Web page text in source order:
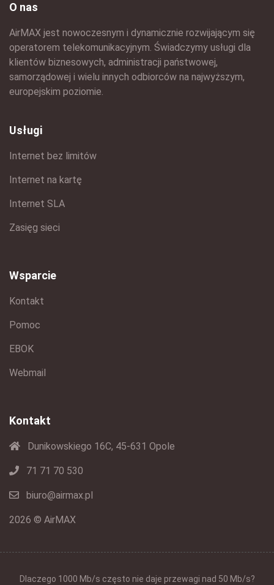
O nas
AirMAX jest nowoczesnym i dynamicznie rozwijającym się
operatorem telekomunikacyjnym. Świadczymy usługi dla
klientów biznesowych, administracji państwowej,
samorządowej i wielu innych odbiorców na najwyższym,
europejskim poziomie.
Usługi
Internet bez limitów
Internet na kartę
Internet SLA
Zasięg sieci
Wsparcie
Kontakt
Pomoc
EBOK
Webmail
Kontakt
Dunikowskiego 16C, 45-631 Opole
71 71 70 530
biuro@airmax.pl
2026 © AirMAX
Dlaczego 1000 Mb/s często nie daje przewagi nad 50 Mb/s?